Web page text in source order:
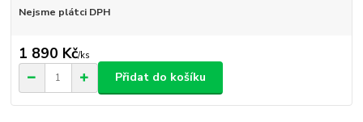
Nejsme plátci DPH
1 890 Kč/ks
Přidat do košíku